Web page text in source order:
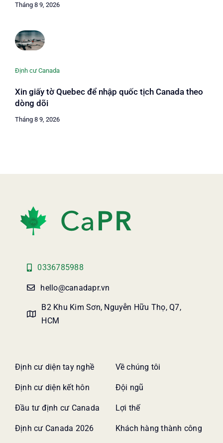
Tháng 8 9, 2026
Định cư Canada
Xin giấy tờ Quebec để nhập quốc tịch Canada theo
dòng dõi
Tháng 8 9, 2026
0336785988
hello@canadapr.vn
B2 Khu Kim Sơn, Nguyễn Hữu Thọ, Q7,
HCM
Định cư diện tay nghề
Định cư diện kết hôn
Đầu tư định cư Canada
Định cư Canada 2026
Về chúng tôi
Đội ngũ
Lợi thế
Khách hàng thành công